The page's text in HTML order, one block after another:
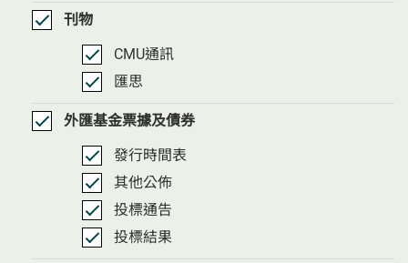
刊物
CMU通訊
匯思
外匯基金票據及債券
發行時間表
其他公佈
投標通告
投標結果